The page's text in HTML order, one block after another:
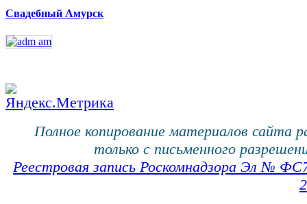
Свадебный Амурск
Полное копирование материалов сайта
только с письменного
Реестровая запись Роскомнадзора Эл №